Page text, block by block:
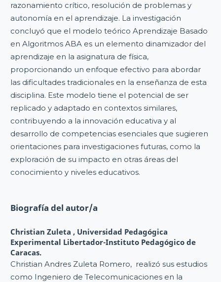
razonamiento crítico, resolución de problemas y
autonomía en el aprendizaje. La investigación
concluyó que el modelo teórico Aprendizaje Basado
en Algoritmos ABA es un elemento dinamizador del
aprendizaje en la asignatura de física,
proporcionando un enfoque efectivo para abordar
las dificultades tradicionales en la enseñanza de esta
disciplina. Este modelo tiene el potencial de ser
replicado y adaptado en contextos similares,
contribuyendo a la innovación educativa y al
desarrollo de competencias esenciales que sugieren
orientaciones para investigaciones futuras, como la
exploración de su impacto en otras áreas del
conocimiento y niveles educativos.
Biografía del autor/a
Christian Zuleta , Universidad Pedagógica
Experimental Libertador-Instituto Pedagógico de
Caracas.
Christian Andres Zuleta Romero, realizó sus estudios
como Ingeniero de Telecomunicaciones en la